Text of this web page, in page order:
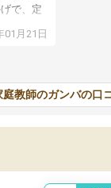
で、定
人もと
01月21日
庭教師のガンバの口